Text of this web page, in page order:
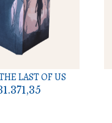
LAST OF US